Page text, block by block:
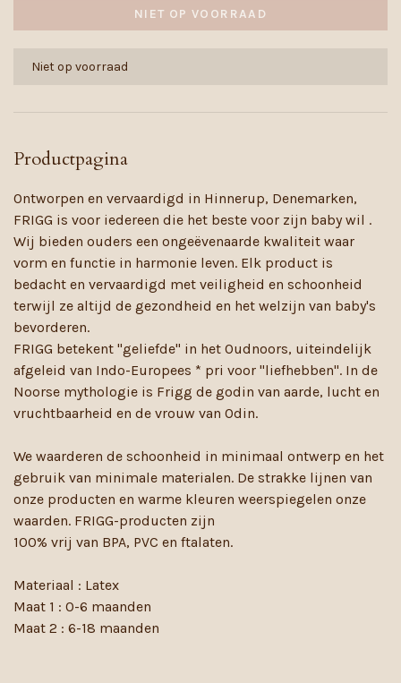
NIET OP VOORRAAD
Niet op voorraad
Productpagina
Ontworpen en vervaardigd in Hinnerup, Denemarken,
FRIGG is voor iedereen die het beste voor zijn baby wil .
Wij bieden ouders een ongeëvenaarde kwaliteit waar
vorm en functie in harmonie leven. Elk product is
bedacht en vervaardigd met veiligheid en schoonheid
terwijl ze altijd de gezondheid en het welzijn van baby's
bevorderen.
FRIGG betekent "geliefde" in het Oudnoors, uiteindelijk
afgeleid van Indo-Europees * pri voor "liefhebben". In de
Noorse mythologie is Frigg de godin van aarde, lucht en
vruchtbaarheid en de vrouw van Odin.
We waarderen de schoonheid in minimaal ontwerp en het
gebruik van minimale materialen. De strakke lijnen van
onze producten en warme kleuren weerspiegelen onze
waarden. FRIGG-producten zijn
100% vrij van BPA, PVC en ftalaten.
Materiaal : Latex
Maat 1 : 0-6 maanden
Maat 2 : 6-18 maanden